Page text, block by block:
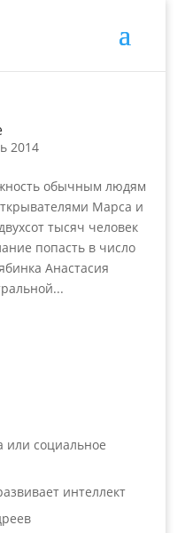
2014
обычным людям
Марса и
тысяч человек
попасть в число
Анастасия
или социальное
интеллект